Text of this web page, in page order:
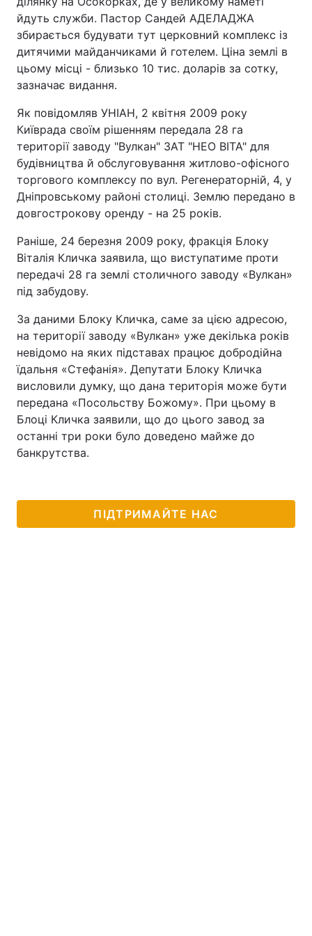
Лонгріди
Відео з Youtube Статті
Архів Вакансії
Контакти
Послуги
Тема оформлення
йдуть служби. Пастор Сандей АДЕЛАДЖА
збирається будувати тут церковний комплекс із
дитячими майданчиками й готелем. Ціна землі в
цьому місці - близько 10 тис. доларів за сотку,
зазначає видання.
Як повідомляв УНІАН, 2 квітня 2009 року
Київрада своїм рішенням передала 28 га
території заводу "Вулкан" ЗАТ "НЕО ВІТА" для
будівництва й обслуговування житлово-офісного
торгового комплексу по вул. Регенераторній, 4, у
Дніпровському районі столиці. Землю передано в
довгострокову оренду - на 25 років.
Раніше, 24 березня 2009 року, фракція Блоку
Віталія Кличка заявила, що виступатиме проти
передачі 28 га землі столичного заводу «Вулкан»
під забудову.
За даними Блоку Кличка, саме за цією адресою,
на території заводу «Вулкан» уже декілька років
невідомо на яких підставах працює добродійна
їдальня «Стефанія». Депутати Блоку Кличка
висловили думку, що дана територія може бути
передана «Посольству Божому». При цьому в
Блоці Кличка заявили, що до цього завод за
останні три роки було доведено майже до
банкрутства.
ПІДТРИМАЙТЕ НАС